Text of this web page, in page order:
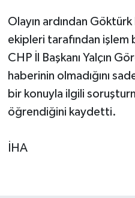
Olayın ardından
ekipleri tarafından işlem
CHP İl Başkanı Yalçın
haberinin olmadığını
bir konuyla ilgili
öğrendiğini kaydetti.
İHA